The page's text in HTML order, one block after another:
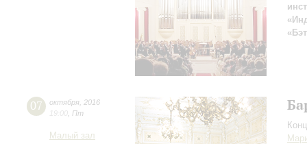
07 октября 2016
19:00 Пт
Малый зал